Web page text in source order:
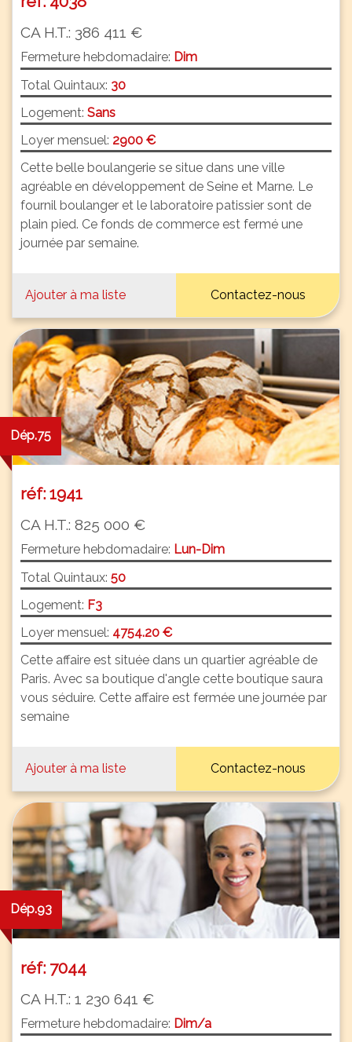
CA H.T.: 386 411 €
Fermeture hebdomadaire: Dim
Total Quintaux: 30
Logement: Sans
Loyer mensuel: 2900 €
Cette belle boulangerie se situe dans une ville
agréable en développement de Seine et Marne. Le
fournil boulanger et le laboratoire patissier sont de
plain pied. Ce fonds de commerce est fermé une
journée par semaine.
Ajouter à ma liste Contactez-nous
Dép.75
réf: 1941
CA H.T.: 825 000 €
Fermeture hebdomadaire: Lun-Dim
Total Quintaux: 50
Logement: F3
Loyer mensuel: 4754.20 €
Cette affaire est située dans un quartier agréable de
Paris. Avec sa boutique d'angle cette boutique saura
vous séduire. Cette affaire est fermée une journée par
semaine
Ajouter à ma liste Contactez-nous
Dép.93
réf: 7044
CA H.T.: 1 230 641 €
Fermeture hebdomadaire: Dim/a